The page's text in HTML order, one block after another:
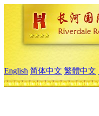
English 简体中文 繁體中文